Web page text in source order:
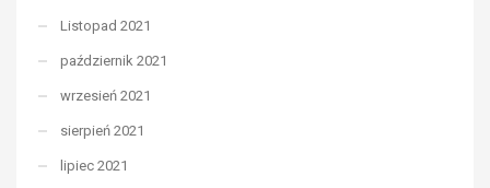
Listopad 2021
październik 2021
wrzesień 2021
sierpień 2021
lipiec 2021